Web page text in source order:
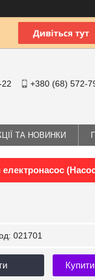
+380 (68) 572-
ТА НОВИНКИ
електронасос
021701